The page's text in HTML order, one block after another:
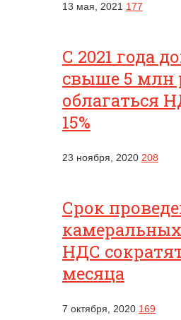
13 мая, 2021 177
С 2021 года
свыше 5 млн
облагаться
15%
23 ноября, 2020 208
Срок
НДС
месяца
7 октября, 2020 169